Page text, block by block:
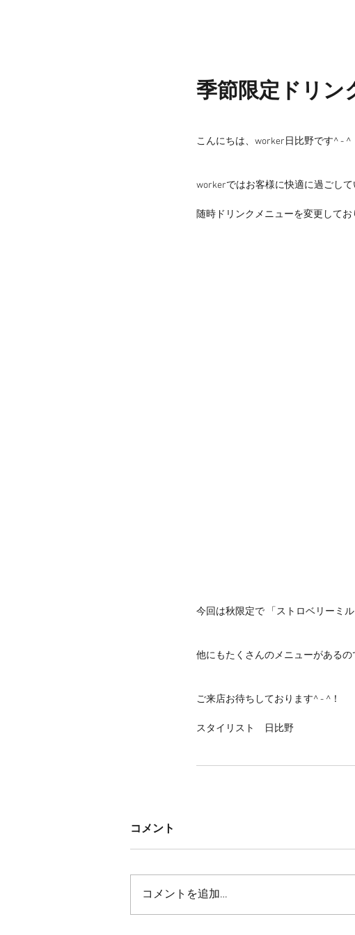
季節限定ドリン
こんにちは、worker日比野です^ - ^
workerではお客様に快適に過ごし
随時ドリンクメニューを変更してお
今回は秋限定で 「ストロベリーミ
他にもたくさんのメニューがある
ご来店お待ちしております^ - ^！
スタイリスト　日比野
コメント
コメントを追加…